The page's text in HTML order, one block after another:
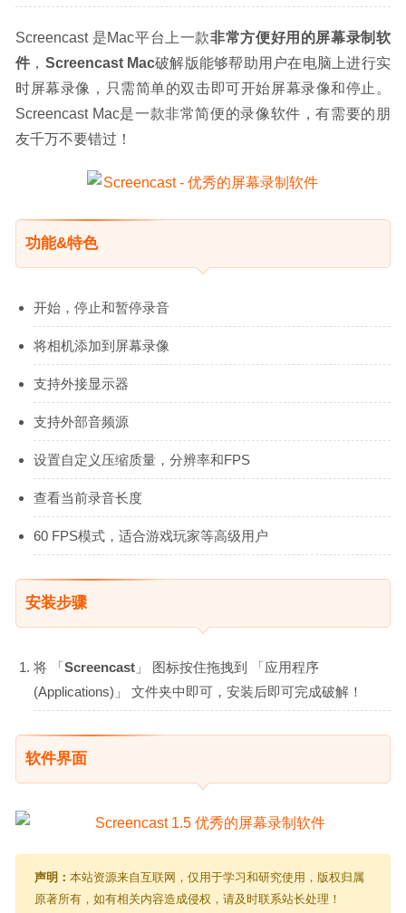
Screencast 是Mac平台上一款非常方便好用的屏幕录制软
件 ， Screencast Mac破解版能够帮助用户在电脑上进行实
时屏幕录像，只需简单的双击即可开始屏幕录像和停止。
Screencast Mac是一款非常简便的录像软件，有需要的朋
友千万不要错过！
功能&特色
开始，停止和暂停录音
将相机添加到屏幕录像
支持外接显示器
支持外部音频源
设置自定义压缩质量，分辨率和FPS
查看当前录音长度
60 FPS模式，适合游戏玩家等高级用户
安装步骤
将 「Screencast 」 图标按住拖拽到 「应用程序
(Applications)」 文件夹中即可，安装后即可完成破解！
软件界面
声明： 本站资源来自互联网，仅用于学习和研究使用，版权归属
原著所有，如有相关内容造成侵权，请及时联系站长处理！